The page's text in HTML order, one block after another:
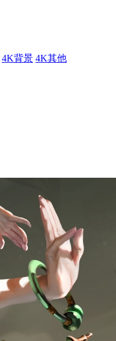
4K背景 4K其他